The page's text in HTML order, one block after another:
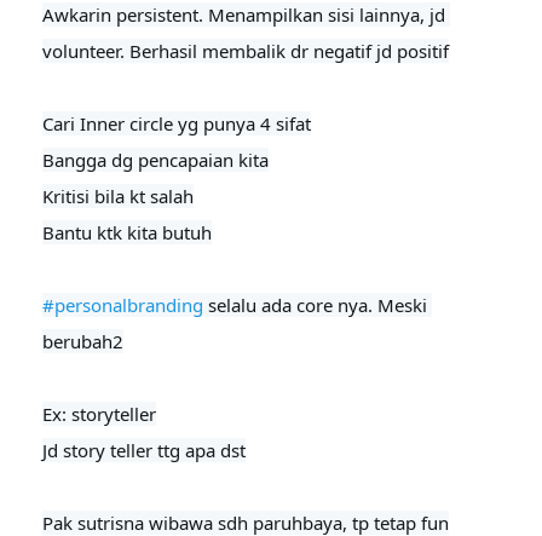
Awkarin persistent. Menampilkan sisi lainnya, jd
volunteer. Berhasil membalik dr negatif jd positif
Cari Inner circle yg punya 4 sifat
Bangga dg pencapaian kita
Kritisi bila kt salah
Bantu ktk kita butuh
#personalbranding selalu ada core nya. Meski
berubah2
Ex: storyteller
Jd story teller ttg apa dst
Pak sutrisna wibawa sdh paruhbaya, tp tetap fun